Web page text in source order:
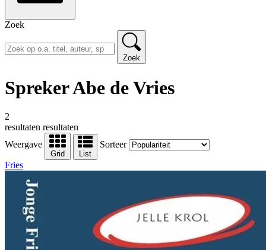
Zoek
Zoek
Spreker Abe de Vries
2
resultaten resultaten
Weergave
Grid List
Sorteer
Fries